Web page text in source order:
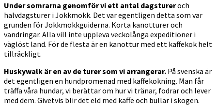
Under somrarna genomför vi ett antal dagstureroch
halvdagsturer i Jokkmokk. Det var egentligen detta som var
grunden för Jokkmokkguiderna. Korta kanotturer och
vandringar. Alla vill inte uppleva veckolånga expeditioner i
väglöst land. För de flesta är en kanottur med ett kaffekok helt
tillräckligt.
Huskywalk är en av de turer som vi arrangerar. På svenska är
det egentligen en hundpromenad med kaffekokning. Man får
träffa våra hundar, vi berättar om hur vi tränar, fodrar och lever
med dem. Givetvis blir det eld med kaffe och bullar i skogen.